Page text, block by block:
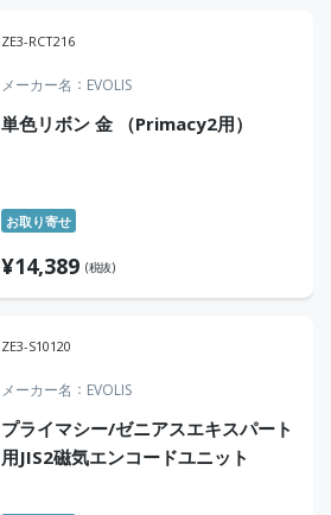
ZE3-RCT216
メーカー名 EVOLIS
単色リボン 金 （Primacy2用）
お取り寄せ
¥14,389 (税抜)
ZE3-S10120
メーカー名 EVOLIS
プライマシー/ゼニアスエキスパート
用JIS2磁気エンコードユニット